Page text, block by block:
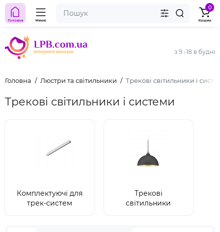
з 9 -18 в будні
Головна Меню
0
Кошик
Головна Люстри та світильники Трекові світильники і
Трекові світильники і системи
Комплектуючі для
трек-систем
Трекові
світильники